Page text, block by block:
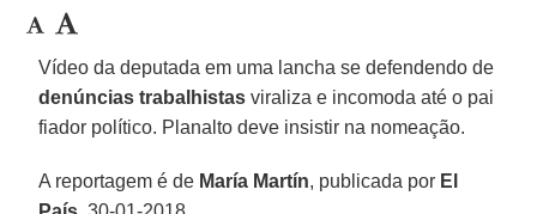
Vídeo da deputada em uma lancha se defendendo de
denúncias trabalhistas viraliza e incomoda até o pai
fiador político. Planalto deve insistir na nomeação.
A reportagem é de María Martín, publicada por El